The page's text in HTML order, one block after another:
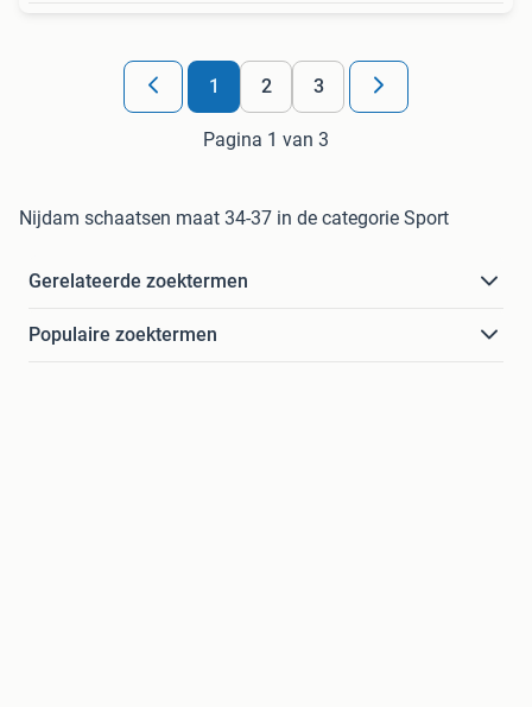
1 2 3
Pagina 1 van 3
Nijdam schaatsen maat 34-37 in de categorie Sport
Gerelateerde zoektermen
Populaire zoektermen